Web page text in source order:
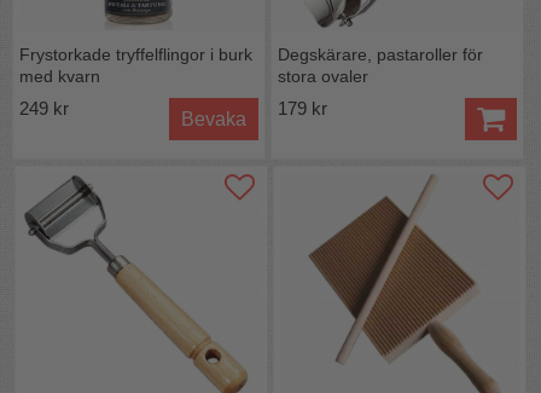
Frystorkade tryffelflingor i burk
med kvarn
249 kr
Bevaka
Degskärare, pastaroller för
stora ovaler
179 kr